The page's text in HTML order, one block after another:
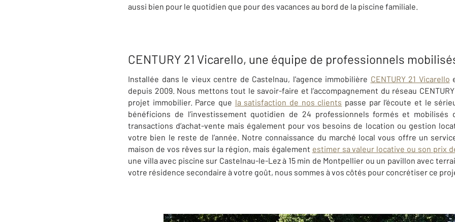
aussi bien pour le quotidien que pour des vacances au bord de la piscine familiale.
CENTURY 21 Vicarello, une équipe de professionnels
Installée dans le vieux centre de Castelnau, l'agence immobilière CENTURY 21 Vicarello
depuis 2009. Nous mettons tout le savoir-faire et l’accompagnement du réseau
projet immobilier. Parce que la satisfaction de nos clients passe par l’écoute et le
bénéficions de l’investissement quotidien de 24 professionnels formés et mobilisés
transactions d’achat-vente mais également pour vos besoins de location ou gestion
votre bien le reste de l’année. Notre connaissance du marché local vous offre un
maison de vos rêves sur la région, mais également estimer sa valeur locative ou son prix
une villa avec piscine sur Castelnau-le-Lez à 15 min de Montpellier ou un pavillon avec
votre résidence secondaire à votre goût, nous sommes à vos côtés pour concrétiser ce